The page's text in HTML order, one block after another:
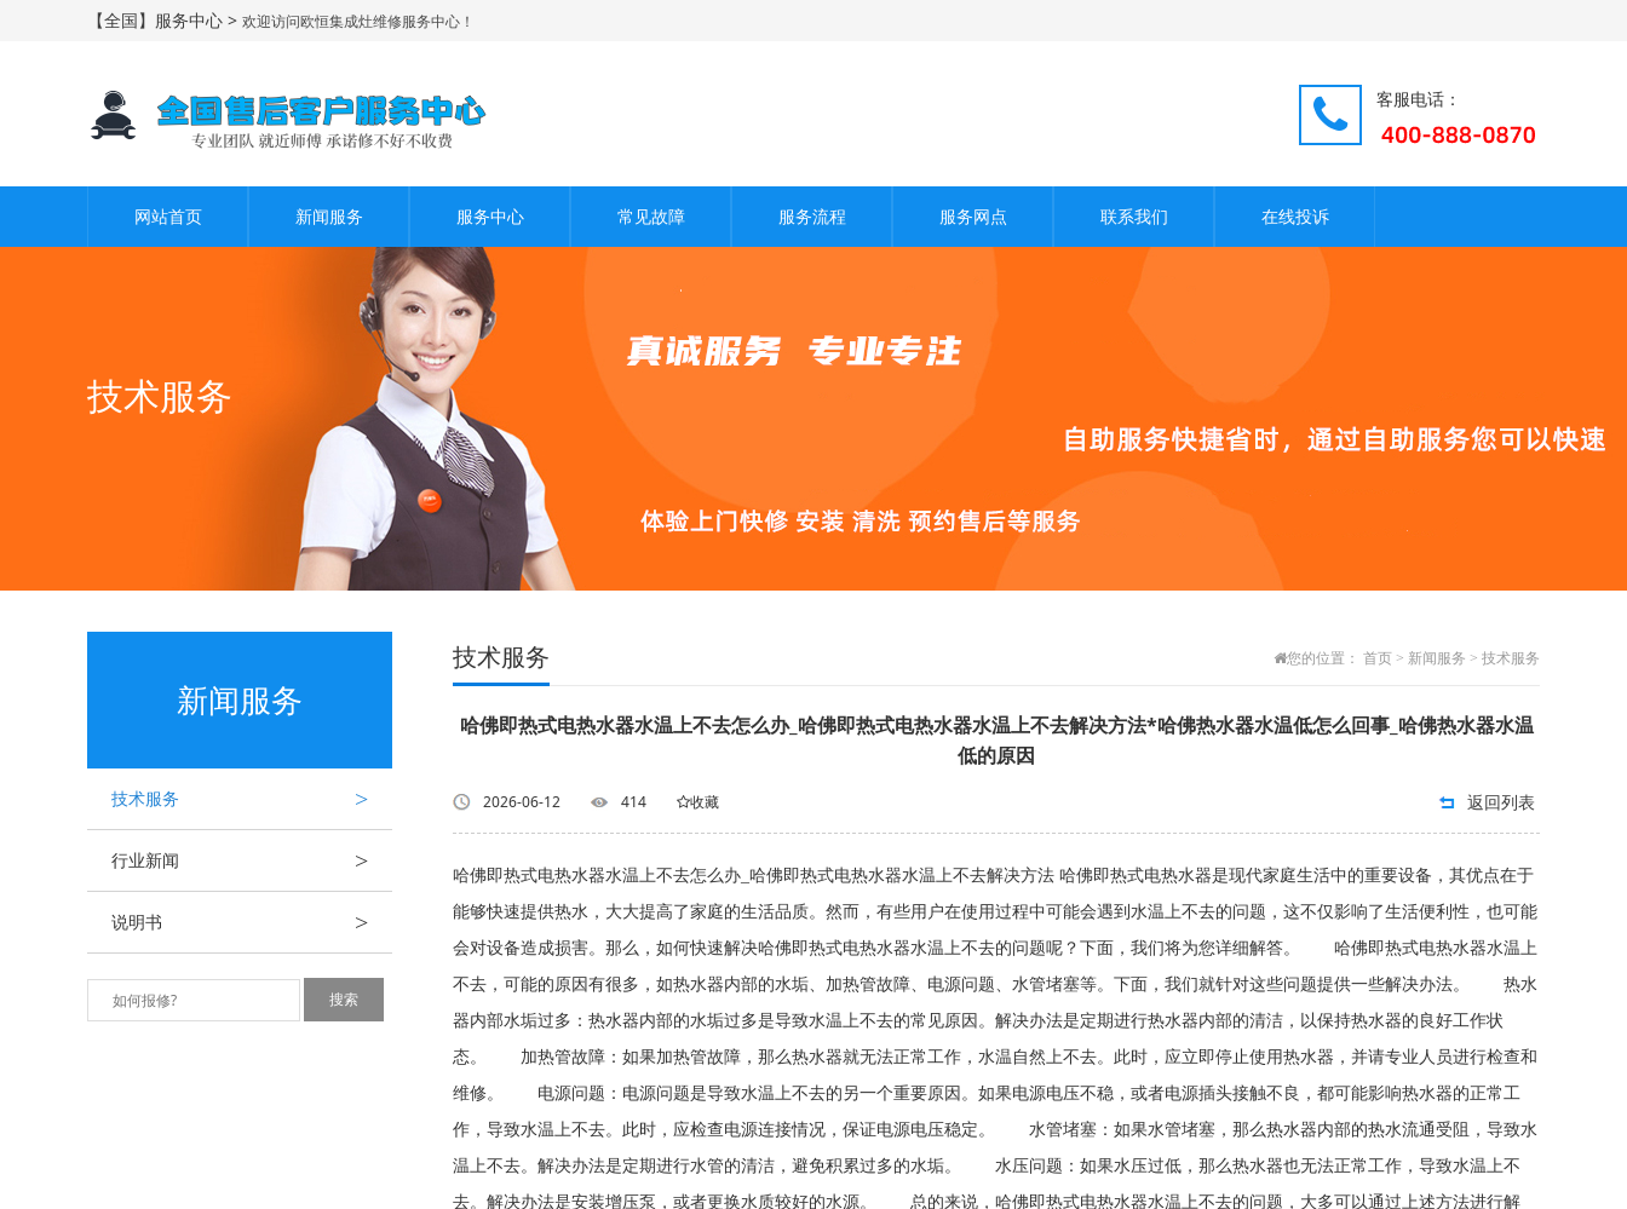
【全国】服务中心 > 欢迎访问欧恒集成灶维修服务中心！
客服电话：
网站首页 新闻服务 服务中心 常见故障 服务流程 服务网点 联系我们 在线投诉
技术服务
新闻服务
技术服务 >
行业新闻 >
说明书 >
技术服务 您的位置： 首页 > 新闻服务 > 技术服务
哈佛即热式电热水器水温上不去怎么办_哈佛即热式电热水器水温上不去解决方法*哈佛热水器水温低怎么回事_哈佛热水器水温
低的原因
2026-06-12 414 收藏 返回列表
哈佛即热式电热水器水温上不去怎么办_哈佛即热式电热水器水温上不去解决方法 哈佛即热式电热水器是现代家庭生活中的重要设备，其优点在于
能够快速提供热水，大大提高了家庭的生活品质。然而，有些用户在使用过程中可能会遇到水温上不去的问题，这不仅影响了生活便利性，也可能
会对设备造成损害。那么，如何快速解决哈佛即热式电热水器水温上不去的问题呢？下面，我们将为您详细解答。 哈佛即热式电热水器水温上
不去，可能的原因有很多，如热水器内部的水垢、加热管故障、电源问题、水管堵塞等。下面，我们就针对这些问题提供一些解决办法。 热水
器内部水垢过多：热水器内部的水垢过多是导致水温上不去的常见原因。解决办法是定期进行热水器内部的清洁，以保持热水器的良好工作状
态。 加热管故障：如果加热管故障，那么热水器就无法正常工作，水温自然上不去。此时，应立即停止使用热水器，并请专业人员进行检查和
维修。 电源问题：电源问题是导致水温上不去的另一个重要原因。如果电源电压不稳，或者电源插头接触不良，都可能影响热水器的正常工
作，导致水温上不去。此时，应检查电源连接情况，保证电源电压稳定。 水管堵塞：如果水管堵塞，那么热水器内部的热水流通受阻，导致水
温上不去。解决办法是定期进行水管的清洁，避免积累过多的水垢。 水压问题：如果水压过低，那么热水器也无法正常工作，导致水温上不
去。解决办法是安装增压泵，或者更换水质较好的水源。 总的来说，哈佛即热式电热水器水温上不去的问题，大多可以通过上述方法进行解